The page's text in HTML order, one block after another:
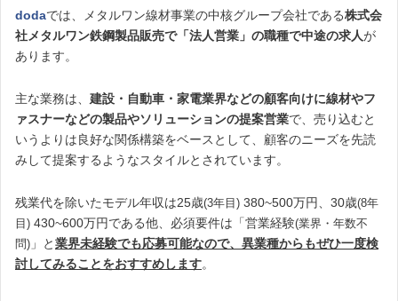
dodaでは、メタルワン線材事業の中核グループ会社である株式会
社メタルワン鉄鋼製品販売で「法人営業」の職種で中途の求人が
あります。
主な業務は、 建設・自動車・家電業界などの顧客向けに線材やフ
ァスナーなどの製品やソリューションの提案営業で、売り込むと
いうよりは良好な関係構築をベースとして、顧客のニーズを先読
みして提案するようなスタイルとされています。
残業代を除いたモデル年収は25歳(3年目) 380~500万円、30歳(8年
目) 430~600万円である他、必須要件は「営業経験(業界・年数不
問) 」と業界未経験でも応募可能なので、異業種からもぜひ一度検
討してみることをおすすめします。